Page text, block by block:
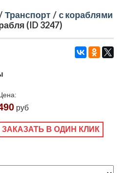
Транспорт / с кораблями
(ID 3247)
руб
ЗАКАЗАТЬ В ОДИН КЛИК